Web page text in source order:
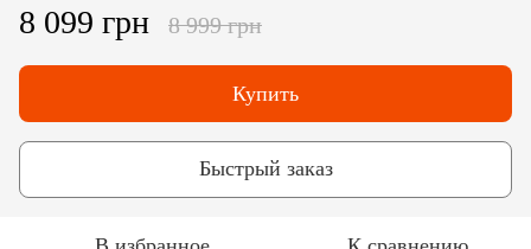
8 099 грн 8 999 грн
Купить
Быстрый заказ